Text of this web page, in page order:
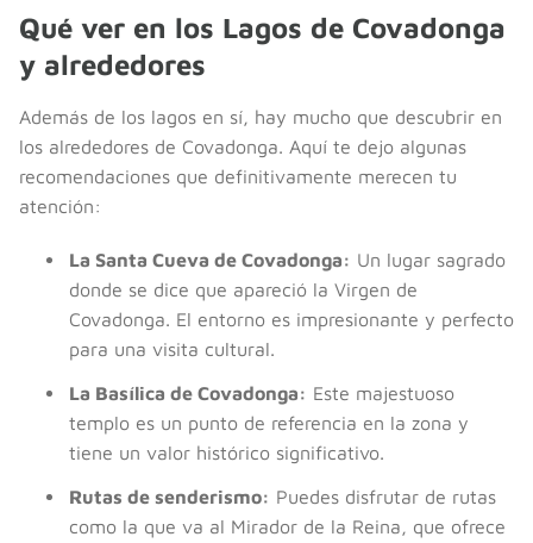
Qué ver en los Lagos de Covadonga
y alrededores
Además de los lagos en sí, hay mucho que descubrir en
los alrededores de Covadonga. Aquí te dejo algunas
recomendaciones que definitivamente merecen tu
atención:
La Santa Cueva de Covadonga: Un lugar sagrado
donde se dice que apareció la Virgen de
Covadonga. El entorno es impresionante y perfecto
para una visita cultural.
La Basílica de Covadonga: Este majestuoso
templo es un punto de referencia en la zona y
tiene un valor histórico significativo.
Rutas de senderismo: Puedes disfrutar de rutas
como la que va al Mirador de la Reina, que ofrece